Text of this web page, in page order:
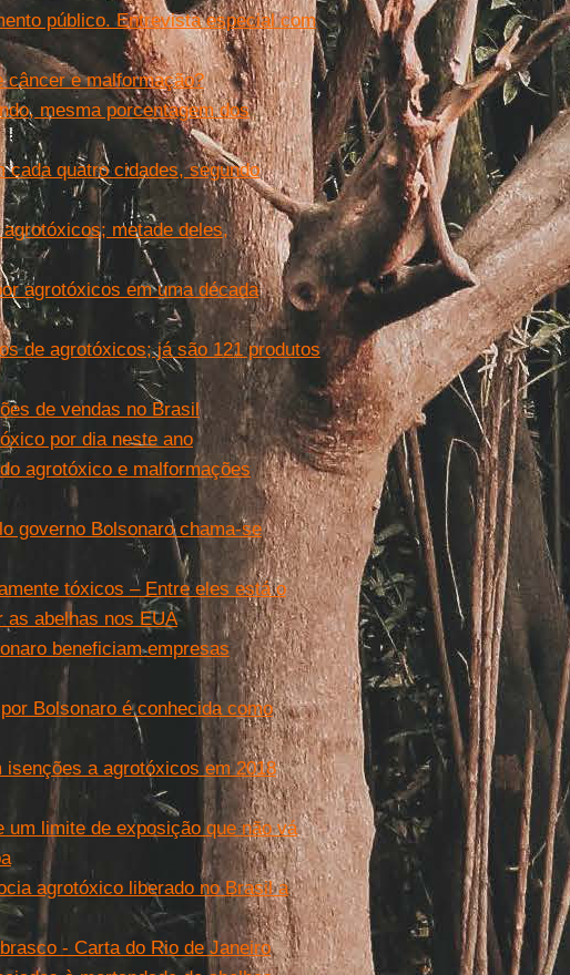
público. Entrevista especial com
câncer e malformação?
mesma porcentagem dos
cada quatro cidades, segundo
metade deles,
agrotóxicos em uma década
de agrotóxicos; já são 121 produtos
de vendas no Brasil
por dia neste ano
agrotóxico e malformações
governo Bolsonaro chama-se
tóxicos – Entre eles está o
as abelhas nos EUA
beneficiam empresas
Bolsonaro é conhecida como
a agrotóxicos em 2018
um limite de exposição que não vá
agrotóxico liberado no Brasil a
- Carta do Rio de Janeiro